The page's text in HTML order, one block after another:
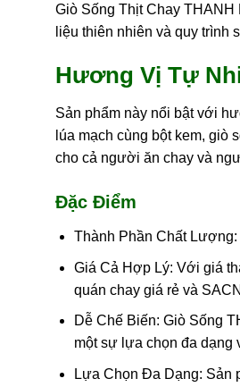
Giò Sống Thịt Chay
liệu thiên nhiên và quy
Hương Vị Tự
Sản phẩm này nổi bật với
lúa mạch cùng bột kem,
cho cả người ăn chay và
Đặc Điểm
Thành Phần Chất
Giá Cả Hợp Lý: Với giá
quán chay giá rẻ và
Dễ Chế Biến: Giò Sống
một sự lựa chọn đa dạng
Lựa Chọn Đa Dạng: Sản